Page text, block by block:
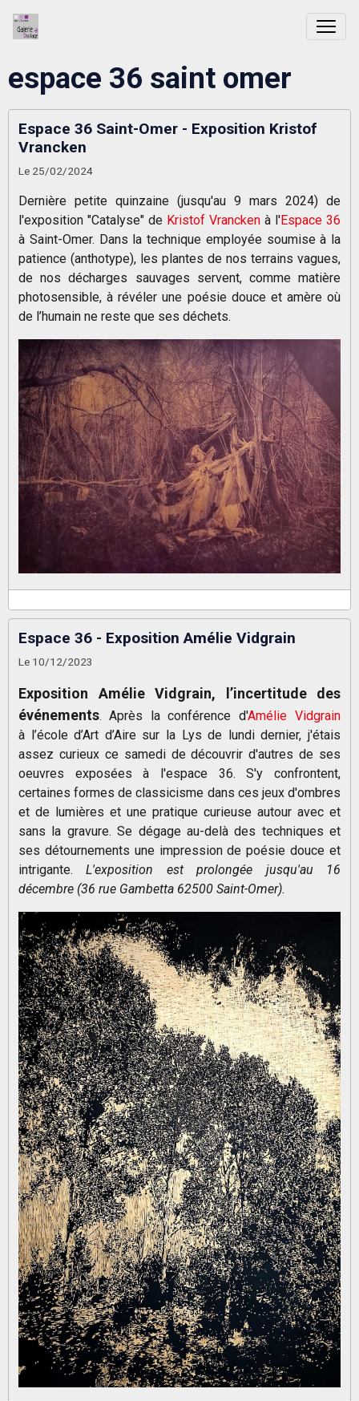
espace 36 saint omer
Espace 36 Saint-Omer - Exposition Kristof
Vrancken
Le 25/02/2024
Dernière petite quinzaine (jusqu'au 9 mars 2024) de
l'exposition "Catalyse" de Kristof Vrancken à l'Espace 36
à Saint-Omer. Dans la technique employée soumise à la
patience (anthotype), les plantes de nos terrains vagues,
de nos décharges sauvages servent, comme matière
photosensible, à révéler une poésie douce et amère où
de l’humain ne reste que ses déchets.
Espace 36 - Exposition Amélie Vidgrain
Le 10/12/2023
Exposition Amélie Vidgrain, l’incertitude des
événements
Après la conférence d'Amélie Vidgrain
à l’école d’Art d’Aire sur la Lys de lundi dernier, j'étais
assez curieux ce samedi de découvrir d'autres de ses
oeuvres exposées à l'espace 36. S'y confrontent,
certaines formes de classicisme dans ces jeux d'ombres
et de lumières et une pratique curieuse autour avec et
sans la gravure. Se dégage au-delà des techniques et
ses détournements une impression de poésie douce et
intrigante.L'exposition est prolongée jusqu'au 16
décembre (36 rue Gambetta 62500 Saint-Omer).